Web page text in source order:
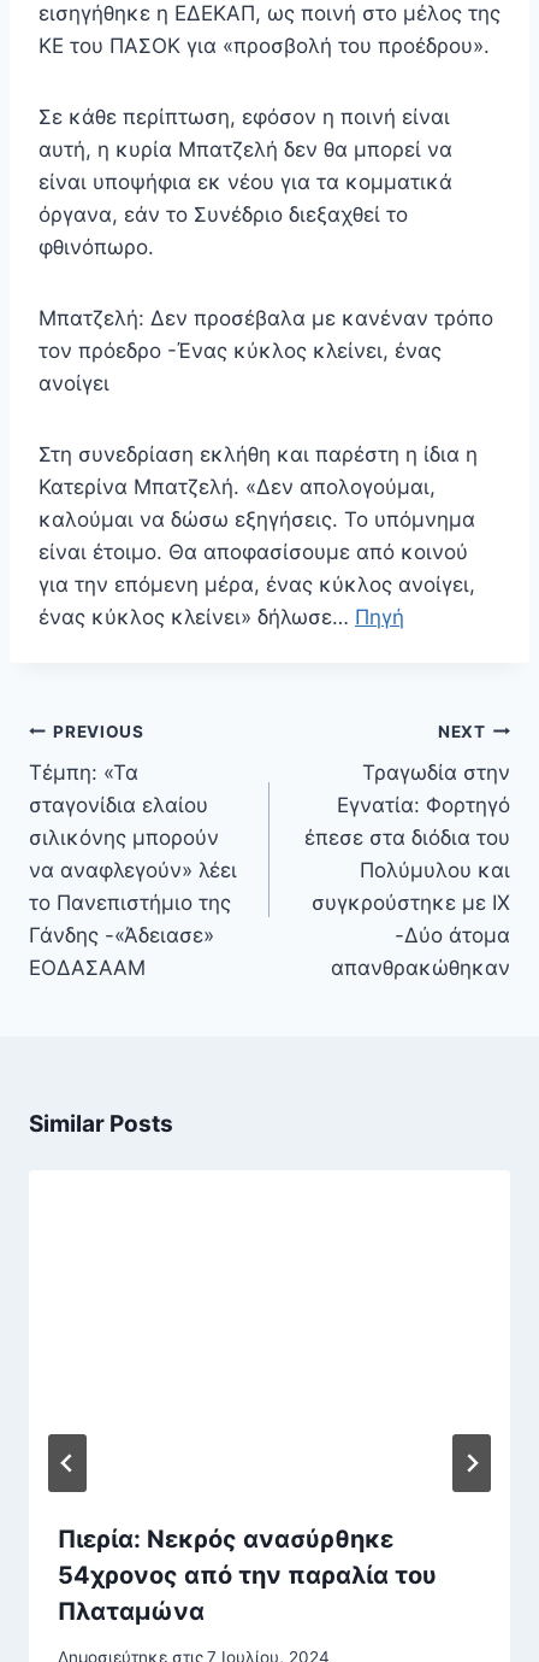
εισηγήθηκε η ΕΔΕΚΑΠ, ως ποινή στο μέλος της
ΚΕ του ΠΑΣΟΚ για «προσβολή του προέδρου».
Σε κάθε περίπτωση, εφόσον η ποινή είναι
αυτή, η κυρία Μπατζελή δεν θα μπορεί να
είναι υποψήφια εκ νέου για τα κομματικά
όργανα, εάν το Συνέδριο διεξαχθεί το
φθινόπωρο.
Μπατζελή: Δεν προσέβαλα με κανέναν τρόπο
τον πρόεδρο -Ένας κύκλος κλείνει, ένας
ανοίγει
Στη συνεδρίαση εκλήθη και παρέστη η ίδια η
Κατερίνα Μπατζελή. «Δεν απολογούμαι,
καλούμαι να δώσω εξηγήσεις. Το υπόμνημα
είναι έτοιμο. Θα αποφασίσουμε από κοινού
για την επόμενη μέρα, ένας κύκλος ανοίγει,
ένας κύκλος κλείνει» δήλωσε… Πηγή
Πλοήγηση
άρθρων
PREVIOUS
Τέμπη: «Τα
σταγονίδια ελαίου
σιλικόνης μπορούν
να αναφλεγούν» λέει
το Πανεπιστήμιο της
Γάνδης -«Άδειασε»
ΕΟΔΑΣΑΑΜ
NEXT
Τραγωδία στην
Εγνατία: Φορτηγό
έπεσε στα διόδια του
Πολύμυλου και
συγκρούστηκε με ΙΧ
-Δύο άτομα
απανθρακώθηκαν
Similar Posts
Πιερία: Νεκρός ανασύρθηκε
54χρονος από την παραλία του
Πλαταμώνα
Δημοσιεύτηκε στις7 Ιουλίου, 2024